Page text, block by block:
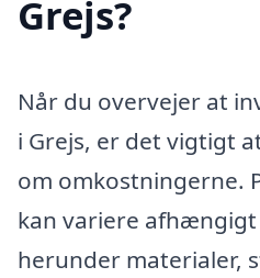
Grejs?
Når du overvejer at
i Grejs, er det vigtigt
om omkostningerne.
kan variere
herunder materialer,